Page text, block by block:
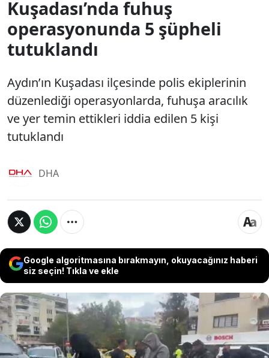
Kuşadası’nda fuhuş
operasyonunda 5 şüpheli
tutuklandı
Aydın’ın Kuşadası ilçesinde polis ekiplerinin
düzenlediği operasyonlarda, fuhuşa aracılık
ve yer temin ettikleri iddia edilen 5 kişi
tutuklandı
DHA
Google algoritmasına bırakmayın, okuyacağınız haberi
siz seçin! Tıkla ve ekle
Aydın’ın Kuşadası ilçesinde polis